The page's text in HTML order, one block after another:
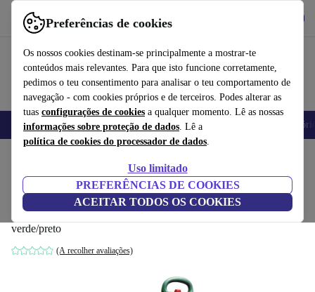
Preferências de cookies
Os nossos cookies destinam-se principalmente a mostrar-te
conteúdos mais relevantes. Para que isto funcione corretamente,
pedimos o teu consentimento para analisar o teu comportamento de
navegação - com cookies próprios e de terceiros. Podes alterar as
tuas configurações de cookies a qualquer momento. Lê as nossas
informações sobre proteção de dados. Lê a
política de cookies do processador de dados.
Uso limitado
PREFERÊNCIAS DE COOKIES
ACEITAR TODOS OS COOKIES
Use o refurbed de forma rápida e fácil
Telemóveis Computadores Portáteis Tablets
Bosch Universal GardenTidy 2300
Soprador De Folhas
verde/preto
(A recolher avaliações)